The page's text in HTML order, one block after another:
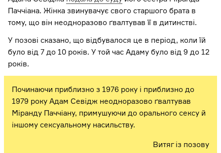
Паччіана. Жінка звинувачує свого старшого брата в
тому, що він неодноразово ґвалтував її в дитинстві.
У позові сказано, що відбувалося це в період, коли їй
було від 7 до 10 років. У той час Адаму було від 9 до 12
років.
Починаючи приблизно з 1976 року і приблизно до
1979 року Адам Севідж неодноразово ґвалтував
Міранду Паччіану, примушуючи до орального сексу й
іншому сексуальному насильству.
Витяг із позову